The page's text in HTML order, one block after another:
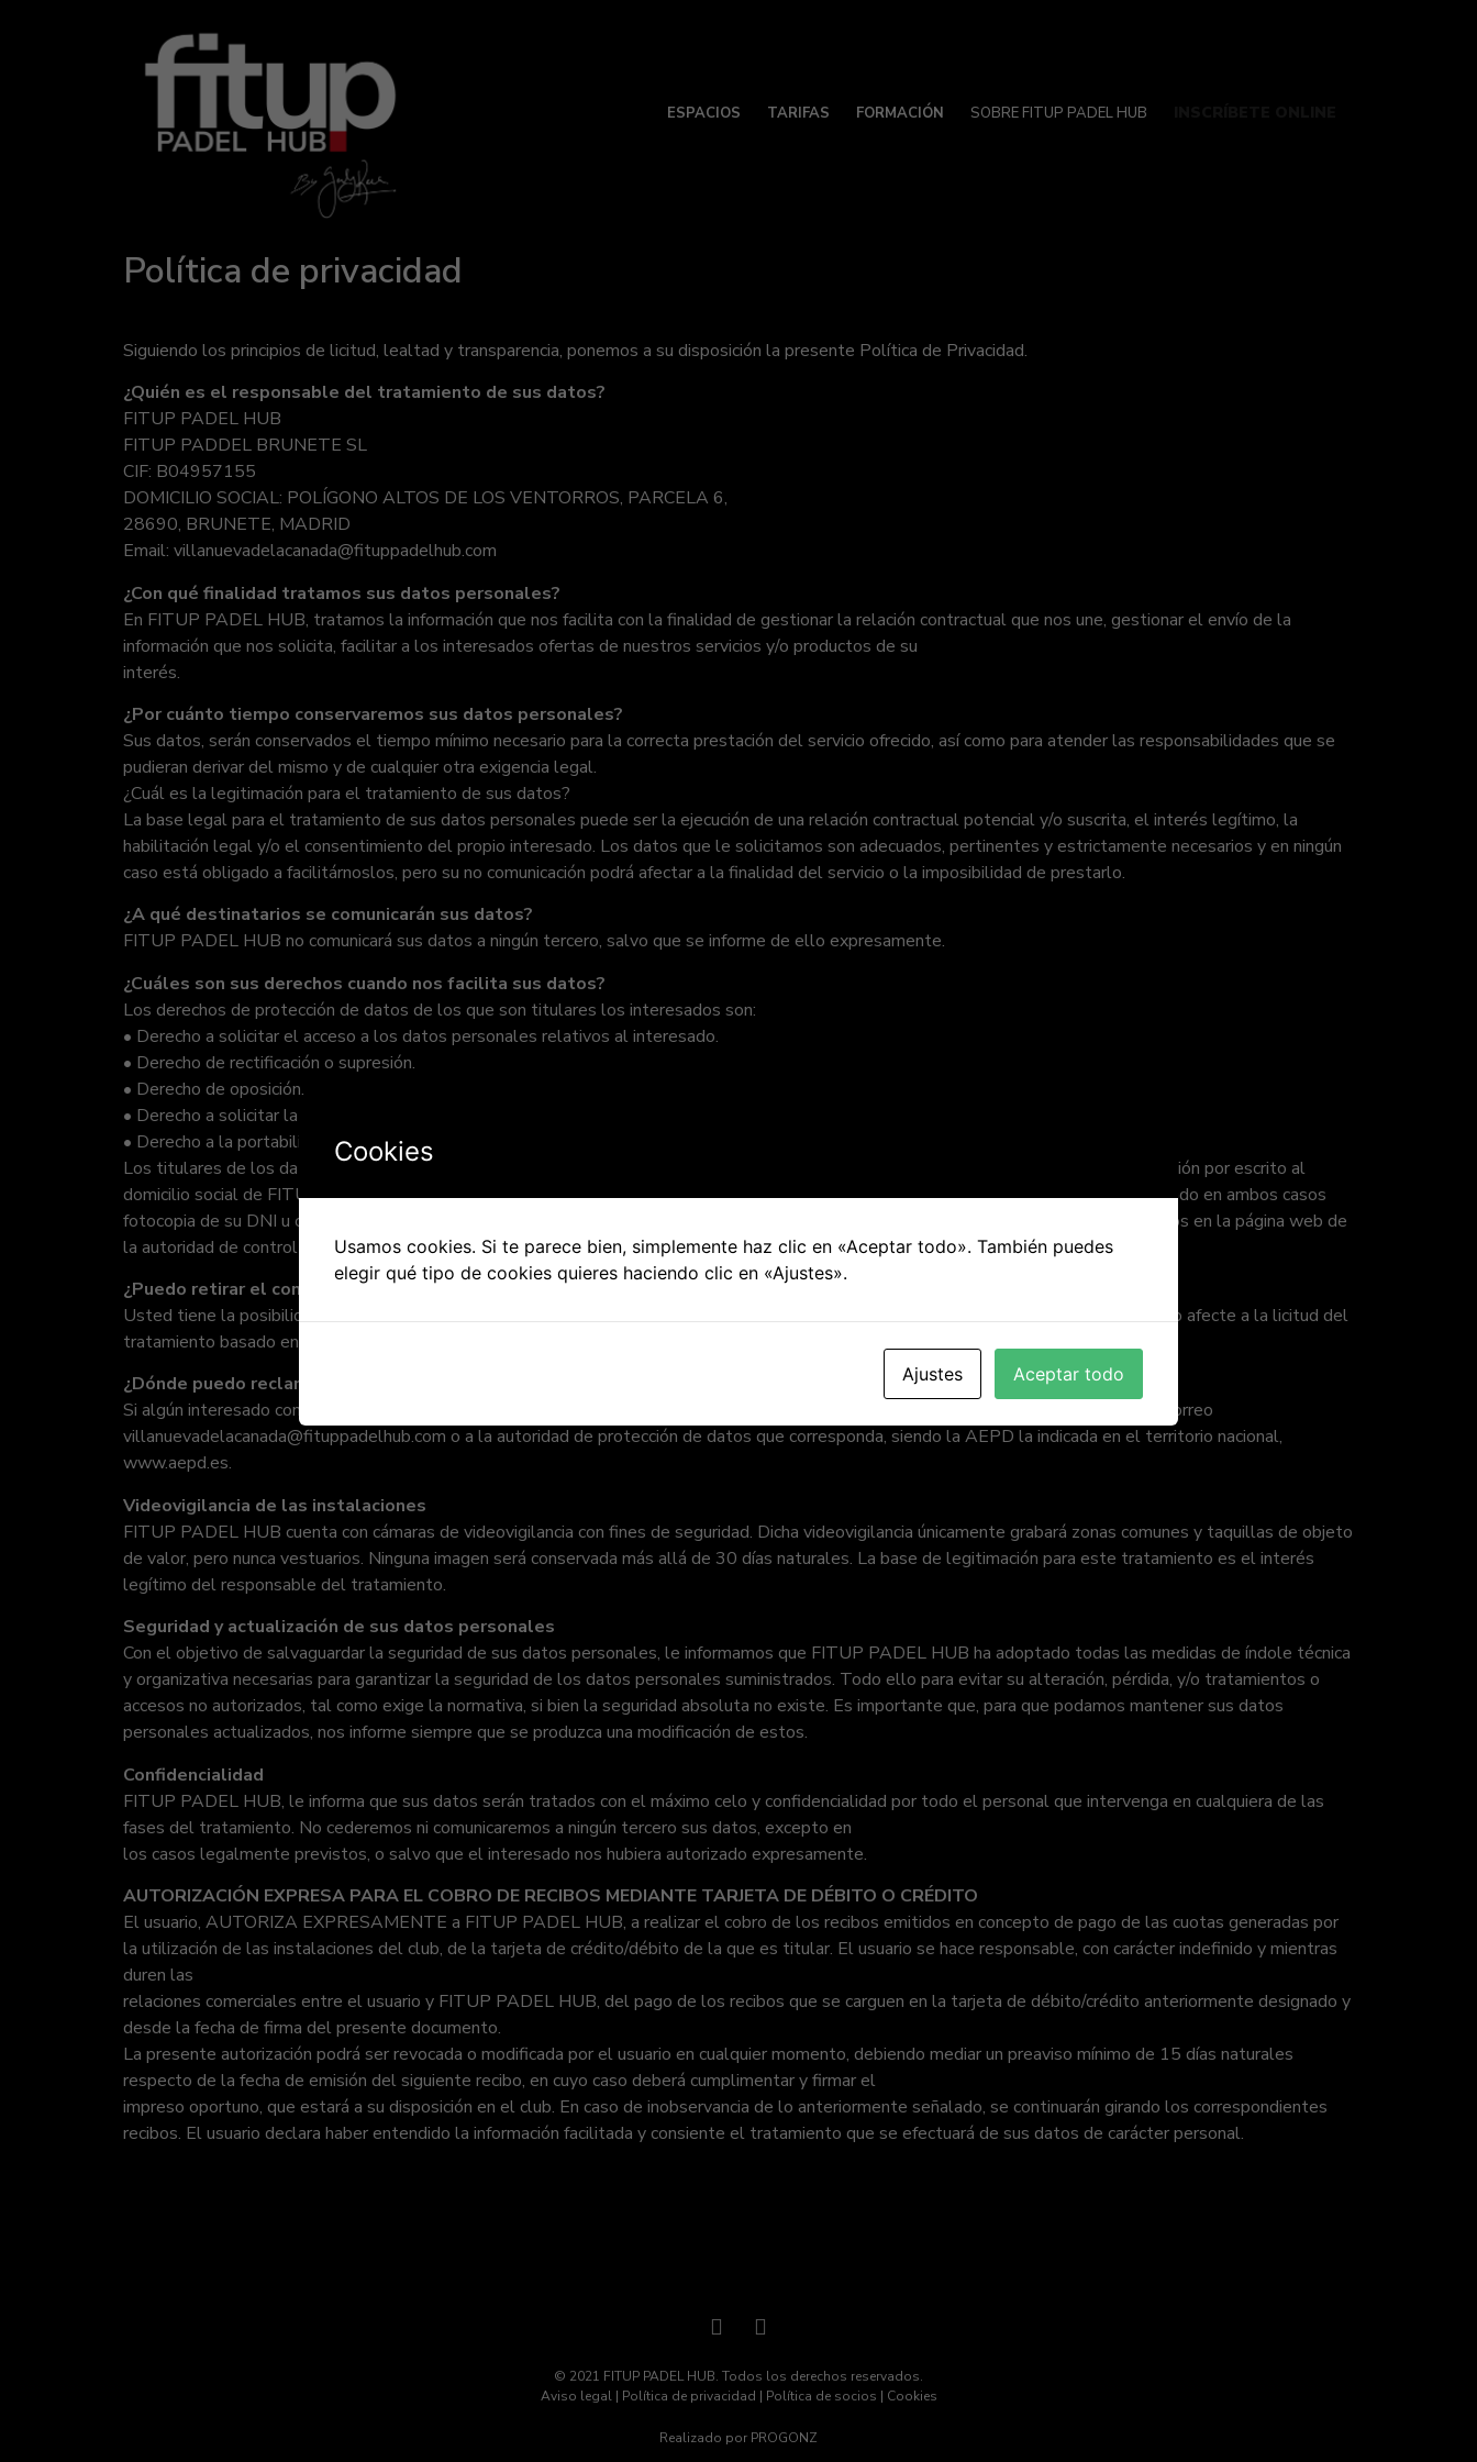
ESPACIOS TARIFAS FORMACIÓN SOBRE FITUP PADEL HUB
Política de privacidad
Siguiendo los principios de licitud, lealtad y transparencia, ponemos a su disposición la presente Política de Privacidad.
¿Quién es el responsable del tratamiento de sus datos?
FITUP PADEL HUB
FITUP PADDEL BRUNETE SL
CIF: B04957155
DOMICILIO SOCIAL: POLÍGONO ALTOS DE LOS VENTORROS, PARCELA 6,
28690, BRUNETE, MADRID
Email: villanuevadelacanada@fituppadelhub.com
¿Con qué finalidad tratamos sus datos personales?
En FITUP PADEL HUB, tratamos la información que nos facilita con la finalidad de gestionar la relación contractual que nos une, gestionar el envío de la
información que nos solicita, facilitar a los interesados ofertas de nuestros servicios y/o productos de su
interés.
¿Por cuánto tiempo conservaremos sus datos personales?
Sus datos, serán conservados el tiempo mínimo necesario para la correcta prestación del servicio ofrecido, así como para atender las responsabilidades que se
pudieran derivar del mismo y de cualquier otra exigencia legal.
¿Cuál es la legitimación para el tratamiento de sus datos?
La base legal para el tratamiento de sus datos personales puede ser la ejecución de una relación contractual potencial y/o suscrita, el interés legítimo, la
habilitación legal y/o el consentimiento del propio interesado. Los datos que le solicitamos son adecuados, pertinentes y estrictamente necesarios y en ningún
caso está obligado a facilitárnoslos, pero su no comunicación podrá afectar a la finalidad del servicio o la imposibilidad de prestarlo.
¿A qué destinatarios se comunicarán sus datos?
FITUP PADEL HUB no comunicará sus datos a ningún tercero, salvo que se informe de ello expresamente.
¿Cuáles son sus derechos cuando nos facilita sus datos?
Los derechos de protección de datos de los que son titulares los interesados son:
• Derecho a solicitar el acceso a los datos personales relativos al interesado.
• Derecho de rectificación o supresión.
• Derecho de oposición.
• Derecho a solicitar la limitación de su tratamiento.
• Derecho a la portabilidad de los datos.
Los titulares de los datos personales obtenidos podrán ejercer sus derechos de protección de datos personales dirigiendo una comunicación por escrito al
domicilio social de FITUP PADEL HUB, o al correo electrónico habilitado a tal efecto, villanuevadelacanada@fituppadelhub.com, incluyendo en ambos casos
fotocopia de su DNI u otro documento de identificación equivalente. Modelos, formularios y más información disponible sobre sus derechos en la página web de
la autoridad de control nacional, Agencia Española de Protección de Datos, en adelante, AEPD, www.aepd.es.
¿Puedo retirar el consentimiento?
Usted tiene la posibilidad y el derecho a retirar el consentimiento para cualquier finalidad específica otorgada en su momento, sin que ello afecte a la licitud del
tratamiento basado en el consentimiento previo a su retirada.
¿Dónde puedo reclamar en caso de que considere que no se tratan mis datos correctamente?
Si algún interesado considera que sus datos no son tratados correctamente por FITUP PADEL HUB, puede dirigir sus reclamaciones al correo
villanuevadelacanada@fituppadelhub.com o a la autoridad de protección de datos que corresponda, siendo la AEPD la indicada en el territorio nacional,
www.aepd.es.
Videovigilancia de las instalaciones
FITUP PADEL HUB cuenta con cámaras de videovigilancia con fines de seguridad. Dicha videovigilancia únicamente grabará zonas comunes y taquillas de objeto
de valor, pero nunca vestuarios. Ninguna imagen será conservada más allá de 30 días naturales. La base de legitimación para este tratamiento es el interés
legítimo del responsable del tratamiento.
Seguridad y actualización de sus datos personales
Con el objetivo de salvaguardar la seguridad de sus datos personales, le informamos que FITUP PADEL HUB ha adoptado todas las medidas de índole técnica
y organizativa necesarias para garantizar la seguridad de los datos personales suministrados. Todo ello para evitar su alteración, pérdida, y/o tratamientos o
accesos no autorizados, tal como exige la normativa, si bien la seguridad absoluta no existe. Es importante que, para que podamos mantener sus datos
personales actualizados, nos informe siempre que se produzca una modificación de estos.
Confidencialidad
FITUP PADEL HUB, le informa que sus datos serán tratados con el máximo celo y confidencialidad por todo el personal que intervenga en cualquiera de las
fases del tratamiento. No cederemos ni comunicaremos a ningún tercero sus datos, excepto en
los casos legalmente previstos, o salvo que el interesado nos hubiera autorizado expresamente.
AUTORIZACIÓN EXPRESA PARA EL COBRO DE RECIBOS MEDIANTE TARJETA DE DÉBITO O CRÉDITO
El usuario, AUTORIZA EXPRESAMENTE a FITUP PADEL HUB, a realizar el cobro de los recibos emitidos en concepto de pago de las cuotas generadas por
la utilización de las instalaciones del club, de la tarjeta de crédito/débito de la que es titular. El usuario se hace responsable, con carácter indefinido y mientras
duren las
relaciones comerciales entre el usuario y FITUP PADEL HUB, del pago de los recibos que se carguen en la tarjeta de débito/crédito anteriormente designado y
desde la fecha de firma del presente documento.
La presente autorización podrá ser revocada o modificada por el usuario en cualquier momento, debiendo mediar un preaviso mínimo de 15 días naturales
respecto de la fecha de emisión del siguiente recibo, en cuyo caso deberá cumplimentar y firmar el
impreso oportuno, que estará a su disposición en el club. En caso de inobservancia de lo anteriormente señalado, se continuarán girando los correspondientes
recibos. El usuario declara haber entendido la información facilitada y consiente el tratamiento que se efectuará de sus datos de carácter personal.
© 2021 FITUP PADEL HUB. Todos los derechos reservados.
Aviso legal| Política de privacidad | Política de socios | Cookies
Realizado por PROGONZ
Cookies
Usamos cookies. Si te parece bien, simplemente haz clic en «Aceptar todo». También puedes
elegir qué tipo de cookies quieres haciendo clic en «Ajustes».
Ajustes Aceptar todo